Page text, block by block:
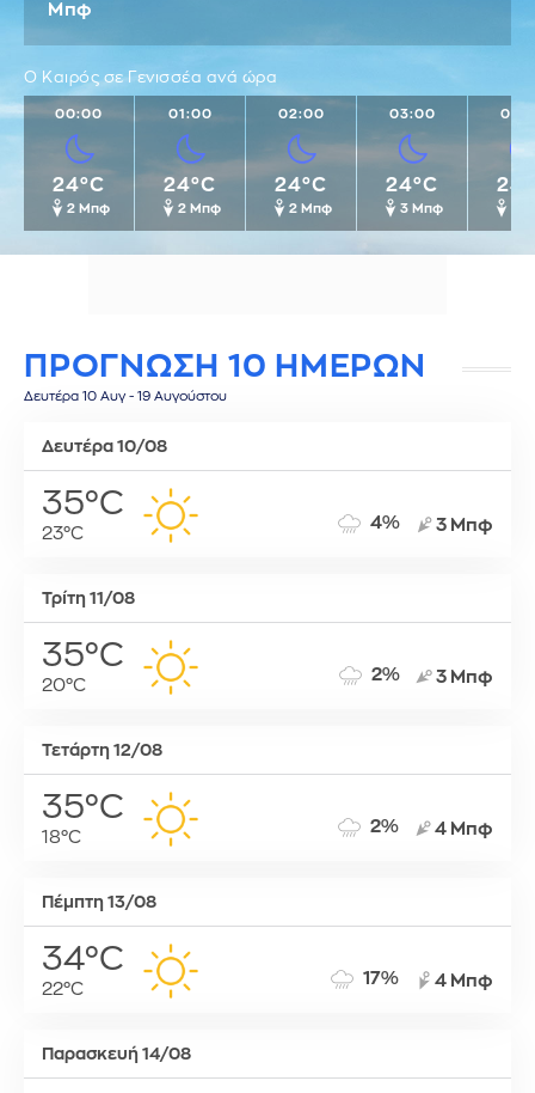
Μπφ
Ο Καιρός σε Γενισσέα ανά ώρα
00:00
24°C
2 Μπφ
01:00
24°C
2 Μπφ
02:00
24°C
2 Μπφ
03:00
24°C
3 Μπφ
ΠΡΟΓΝΩΣΗ 10 ΗΜΕΡΩΝ
Δευτέρα 10 Αυγ - 19 Αυγούστου
Δευτέρα 10/08
35°C
23°C
4% 3 Μπφ
Τρίτη 11/08
35°C
20°C
2% 3 Μπφ
Τετάρτη 12/08
35°C
18°C
2% 4 Μπφ
Πέμπτη 13/08
34°C
22°C
17% 4 Μπφ
Παρασκευή 14/08